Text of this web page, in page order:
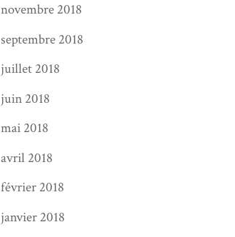
novembre 2018
septembre 2018
juillet 2018
juin 2018
mai 2018
avril 2018
février 2018
janvier 2018